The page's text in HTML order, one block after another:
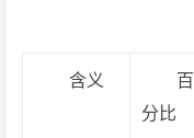
含义
百
分比